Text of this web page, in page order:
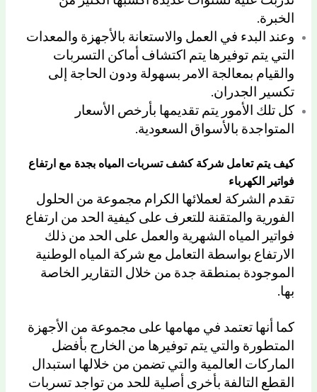
الخبرة.
وعند البدء في العمل والاستعانة بالأجهزة والمعدات
التي يتم توفيرها يتم اكتشاف أماكن التسربات
والقيام بمعالجة الامر بسهولة ودون الحاجة إلى
تكسير الجدران.
كل تلك الأمور يتم تقديمها بأرخص الأسعار
المتواجدة بالأسواق السعودية.
كيف يتم تعامل شركة كشف تسربات المياه بجدة مع ارتفاع
فواتير الكهرباء
تقدم الشركة لعملائها الكرام مجموعة من الحلول
الفورية والمتقنة للتعرف على كيفية الحد من ارتفاع
فواتير المياه الشهرية والعمل على الحد من ذلك
الارتفاع بواسطة التعامل مع شركة المياه الوطنية
الموجودة بمنطقة جدة من خلال التقارير الخاصة
بها.
كما أنها تعتمد في مهامها على مجموعة من الأجهزة
المتطورة والتي يتم توفيرها من الخارج بأفضل
الماركات العالمية والتي تضمن من خلالها استبدال
القطع التالفة بأخرى أصلية للحد من تواجد تسربات